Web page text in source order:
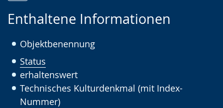
Enthaltene Informationen
Objektbenennung
Status
erhaltenswert
Technisches Kulturdenkmal (mit Index-
Nummer)
Leichten
wechseln.
Audio-
Video
Deutscher
Gebärdensprache
wird
angezeigt.